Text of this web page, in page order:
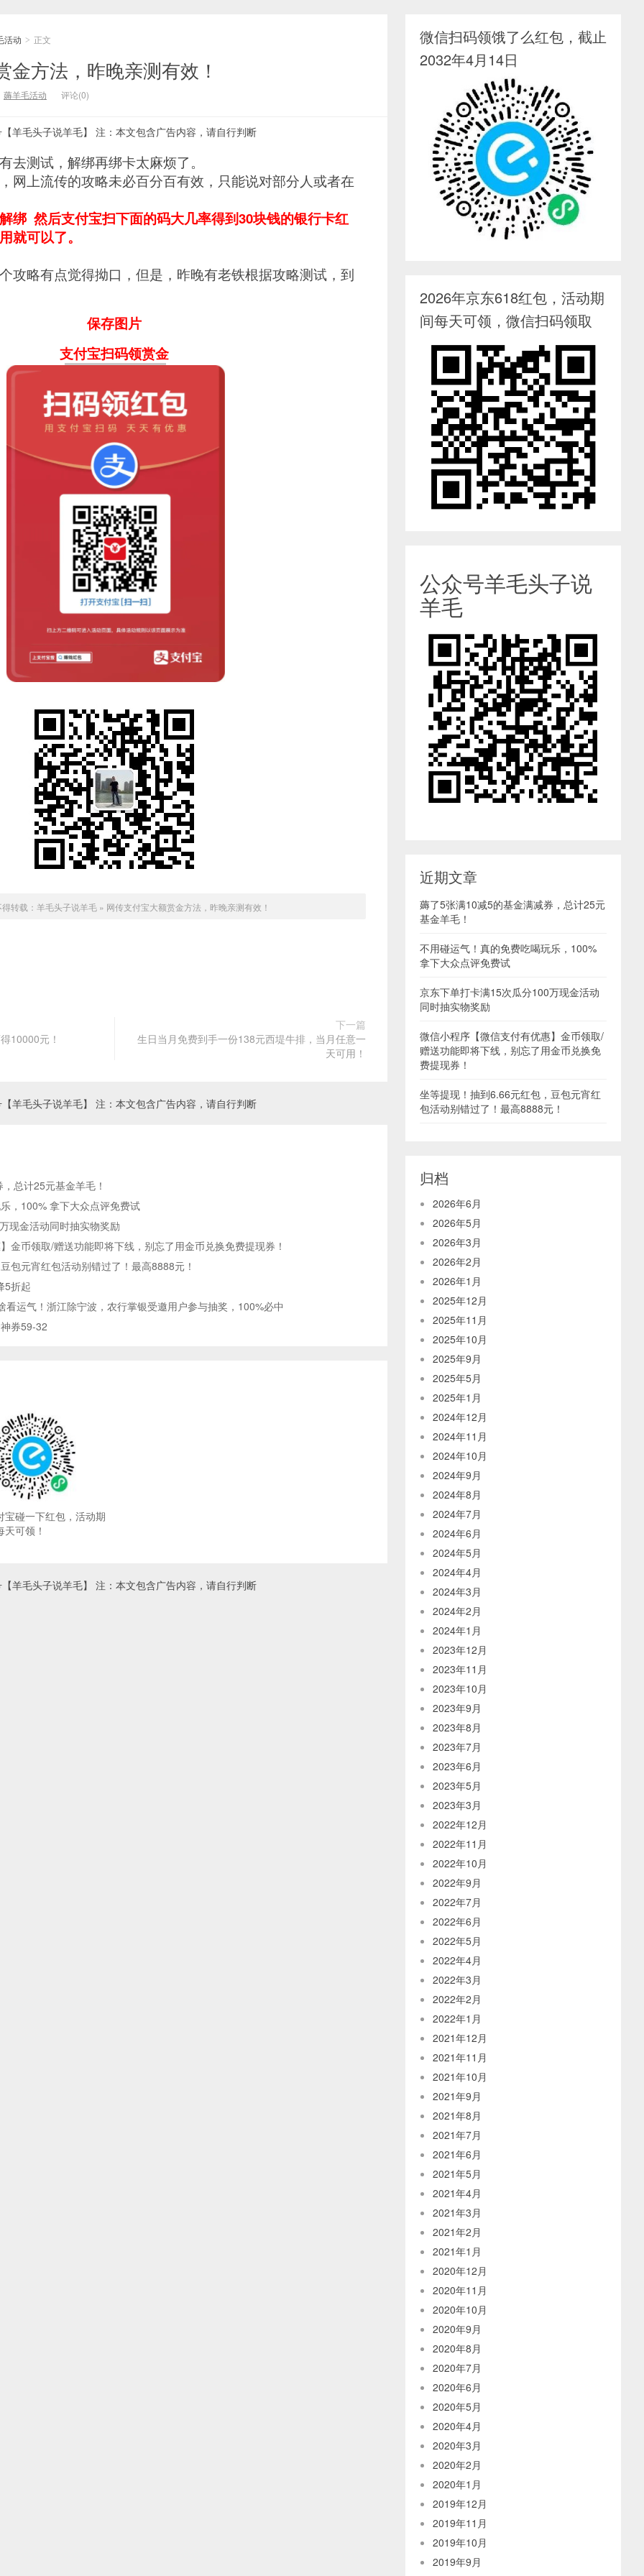
活动 > 正文
金方法，昨晚亲测有效！
薅羊毛活动 评论(0)
羊毛头子说羊毛】 注：本文包含广告内容，请自行判断
去测试，解绑再绑卡太麻烦了。
网上流传的攻略未必百分百有效，只能说对部分人或者在
绑 然后支付宝扫下面的码大几率得到30块钱的银行卡红
就可以了。
攻略有点觉得拗口，但是，昨晚有老铁根据攻略测试，到
保存图片
支付宝扫码领赏金
转载： 羊毛头子说羊毛» 网传支付宝大额赏金方法，昨晚亲测有效！
10000元！
下一篇
生日当月免费到手一份138元西堤牛排，当月任意一
天可用！
羊毛头子说羊毛】 注：本文包含广告内容，请自行判断
总计25元基金羊毛！
，100% 拿下大众点评免费试
现金活动同时抽实物奖励
金币领取/赠送功能即将下线，别忘了用金币兑换免费提现券！
包元宵红包活动别错过了！最高8888元！
5折起
看运气！浙江除宁波，农行掌银受邀用户参与抽奖，100%必中
券59-32
宝碰一下红包，活动期
天可领！
羊毛头子说羊毛】 注：本文包含广告内容，请自行判断
微信扫码领饿了么红包，截止
2032年4月14日
2026年京东618红包，活动期
间每天可领，微信扫码领取
公众号羊毛头子说
羊毛
近期文章
薅了5张满10减5的基金满减券，总计25元
基金羊毛！
不用碰运气！真的免费吃喝玩乐，100%
拿下大众点评免费试
京东下单打卡满15次瓜分100万现金活动
同时抽实物奖励
微信小程序【微信支付有优惠】金币领取/
赠送功能即将下线，别忘了用金币兑换免
费提现券！
坐等提现！抽到6.66元红包，豆包元宵红
包活动别错过了！最高8888元！
归档
2026年6月
2026年5月
2026年3月
2026年2月
2026年1月
2025年12月
2025年11月
2025年10月
2025年9月
2025年5月
2025年1月
2024年12月
2024年11月
2024年10月
2024年9月
2024年8月
2024年7月
2024年6月
2024年5月
2024年4月
2024年3月
2024年2月
2024年1月
2023年12月
2023年11月
2023年10月
2023年9月
2023年8月
2023年7月
2023年6月
2023年5月
2023年3月
2022年12月
2022年11月
2022年10月
2022年9月
2022年7月
2022年6月
2022年5月
2022年4月
2022年3月
2022年2月
2022年1月
2021年12月
2021年11月
2021年10月
2021年9月
2021年8月
2021年7月
2021年6月
2021年5月
2021年4月
2021年3月
2021年2月
2021年1月
2020年12月
2020年11月
2020年10月
2020年9月
2020年8月
2020年7月
2020年6月
2020年5月
2020年4月
2020年3月
2020年2月
2020年1月
2019年12月
2019年11月
2019年10月
2019年9月